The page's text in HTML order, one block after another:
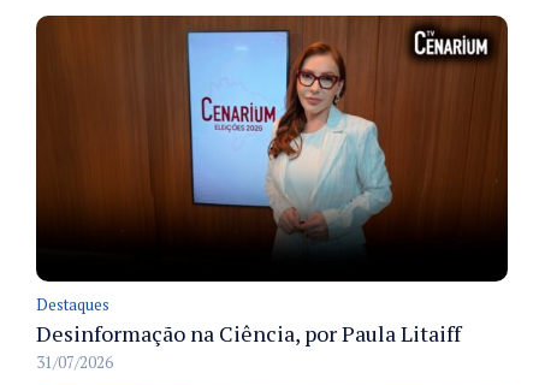
Destaques
Desinformação na Ciência, por Paula Litaiff
31/07/2026